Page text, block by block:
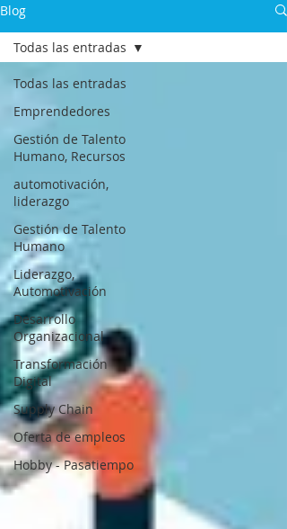
Blog
Todas las entradas
Emprendedores
Gestión de Talento
Humano, Recursos
automotivación,
liderazgo
Gestión de Talento
Humano
Liderazgo,
Automotivación
Desarrollo
Organizacional
Transformación
Digital
Supply Chain
Oferta de empleos
Hobby - Pasatiempo
Todas las entradas